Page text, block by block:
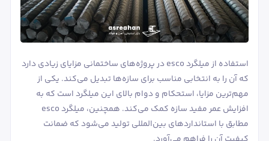
استفاده از میلگرد esco در پروژه‌های ساختمانی مزایای زیادی دارد
که آن را به انتخابی مناسب برای سازه‌ها تبدیل می‌کند. یکی از
مهم‌ترین مزایا، استحکام و دوام بالای این میلگرد است که به
افزایش عمر مفید سازه کمک می‌کند. همچنین، میلگرد esco
مطابق با استانداردهای بین‌المللی تولید می‌شود که ضمانت